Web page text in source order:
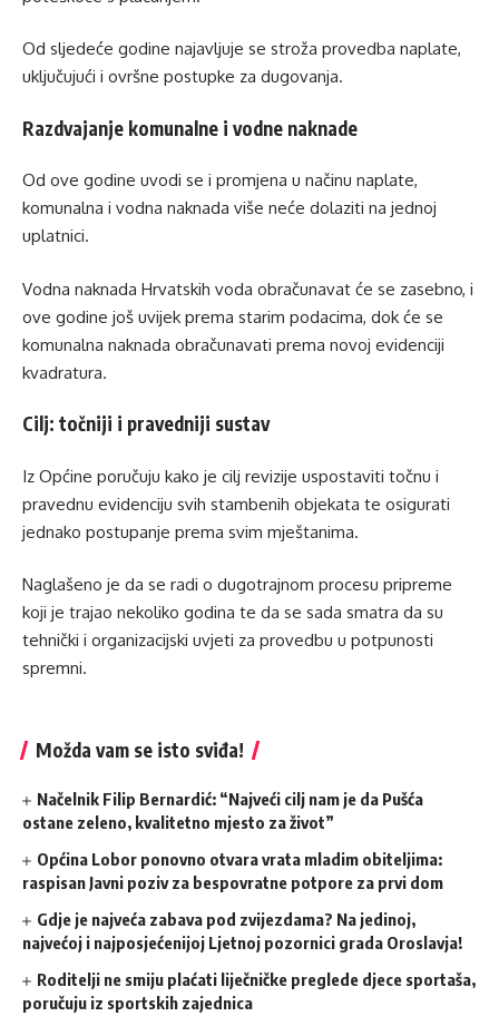
Od sljedeće godine najavljuje se stroža provedba naplate,
uključujući i ovršne postupke za dugovanja.
Razdvajanje komunalne i vodne naknade
Od ove godine uvodi se i promjena u načinu naplate,
komunalna i vodna naknada više neće dolaziti na jednoj
uplatnici.
Vodna naknada Hrvatskih voda obračunavat će se zasebno, i
ove godine još uvijek prema starim podacima, dok će se
komunalna naknada obračunavati prema novoj evidenciji
kvadratura.
Cilj: točniji i pravedniji sustav
Iz Općine poručuju kako je cilj revizije uspostaviti točnu i
pravednu evidenciju svih stambenih objekata te osigurati
jednako postupanje prema svim mještanima.
Naglašeno je da se radi o dugotrajnom procesu pripreme
koji je trajao nekoliko godina te da se sada smatra da su
tehnički i organizacijski uvjeti za provedbu u potpunosti
spremni.
Možda vam se isto sviđa!
Načelnik Filip Bernardić: “Najveći cilj nam je da Pušća
ostane zeleno, kvalitetno mjesto za život”
Općina Lobor ponovno otvara vrata mladim obiteljima:
raspisan Javni poziv za bespovratne potpore za prvi dom
Gdje je najveća zabava pod zvijezdama? Na jedinoj,
najvećoj i najposjećenijoj Ljetnoj pozornici grada Oroslavja!
Roditelji ne smiju plaćati liječničke preglede djece sportaša,
poručuju iz sportskih zajednica